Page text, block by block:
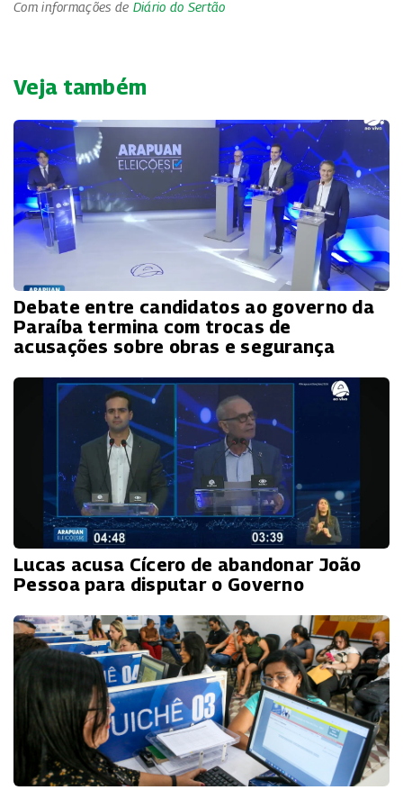
Com informações de Diário do Sertão
Veja também
Debate entre candidatos ao governo da
Paraíba termina com trocas de
acusações sobre obras e segurança
Lucas acusa Cícero de abandonar João
Pessoa para disputar o Governo